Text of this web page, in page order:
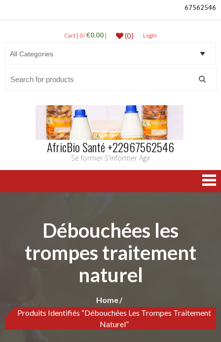
67562546
Cart [ 0 /€0.00] (0) LogIn
AfricBio Santé +22967562546
Se former S'informer Agir
Débouchées les
trompes traitement
naturel
Home
Produits Identifiés “Débouchées Les Trompes Traitement
Naturel”